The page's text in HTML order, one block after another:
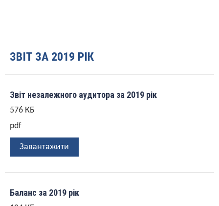
ЗВІТ ЗА 2019 РІК
Звіт незалежного аудитора за 2019 рік
576 КБ
pdf
Завантажити
Баланс за 2019 рік